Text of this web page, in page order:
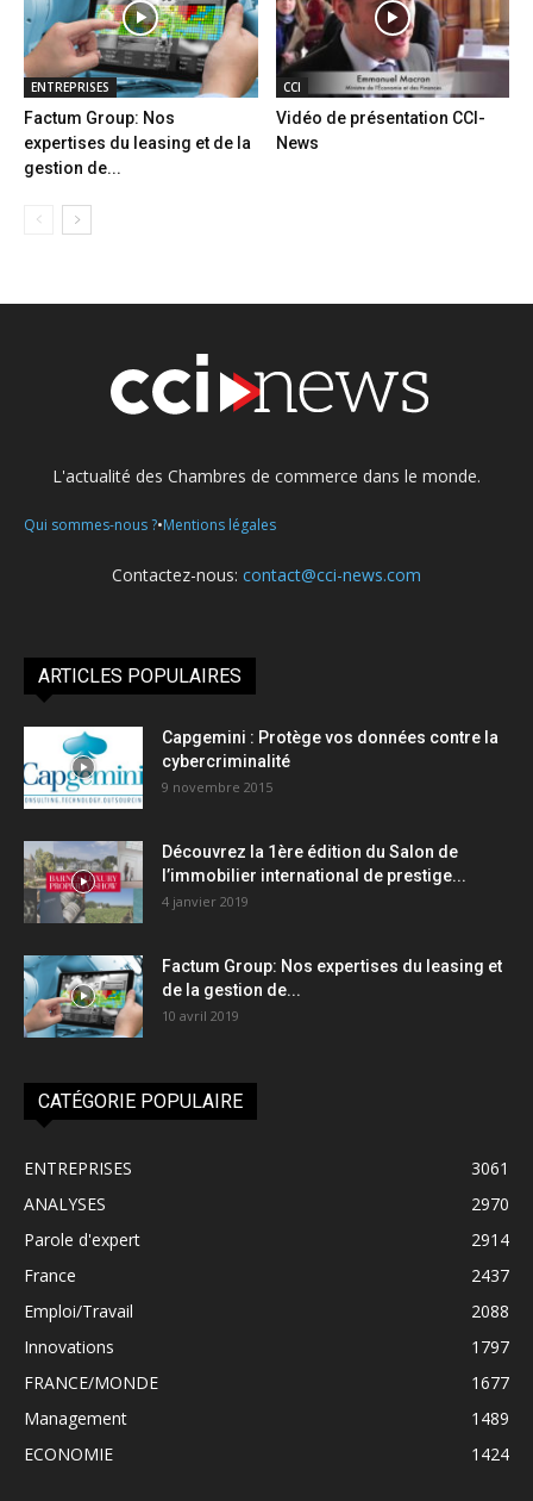
ENTREPRISES
Factum Group: Nos
expertises du leasing et de la
gestion de...
CCI
Vidéo de présentation CCI-
News
L'actualité des Chambres de commerce dans le monde.
Qui sommes-nous ?•Mentions légales
Contactez-nous: contact@cci-news.com
ARTICLES POPULAIRES
Capgemini : Protège vos données contre la
cybercriminalité
9 novembre 2015
Découvrez la 1ère édition du Salon de
l’immobilier international de prestige...
4 janvier 2019
Factum Group: Nos expertises du leasing et
de la gestion de...
10 avril 2019
CATÉGORIE POPULAIRE
ENTREPRISES
3061
ANALYSES
2970
Parole d'expert
2914
France
2437
Emploi/Travail
2088
Innovations
1797
FRANCE/MONDE
1677
Management
1489
ECONOMIE
1424